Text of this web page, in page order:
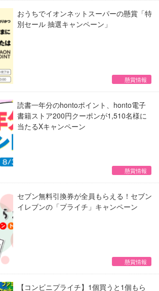
おうちでイオンネットスーパーの懸賞「特
別セール 抽選キャンペーン」
懸賞情報
読書一年分のhontoポイント、honto電子
書籍ストア200円クーポンが1,510名様に
当たるXキャンペーン
懸賞情報
セブン無料引換券が全員もらえる！セブン
イレブンの「プライチ」キャンペーン
懸賞情報
【コンビニプライチ】1個買うと1個もら